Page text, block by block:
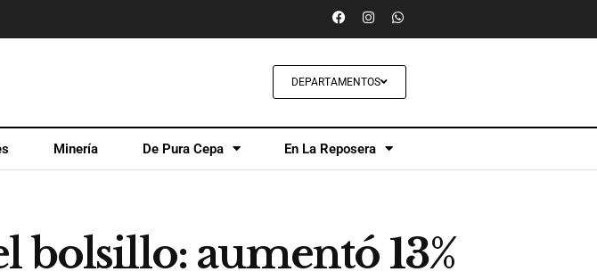
DEPARTAMENTOS
Minería De Pura Cepa En La Reposera
bolsillo: aumentó 13%